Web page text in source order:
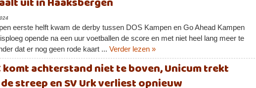
eerste helft kwam de derby tussen DOS Kampen en Go Ahead Kampen
opende na een uur voetballen de score en met niet heel lang meer te
dat er nog geen rode kaart ... Verder lezen »
komt achterstand niet te boven, Unicum trekt
streep en SV Urk verliest opnieuw